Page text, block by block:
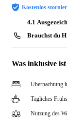
Kostenlos
4.1
Brauchst du
Was inklusive ist
Übernachtung
Tägliches
Nutzung des